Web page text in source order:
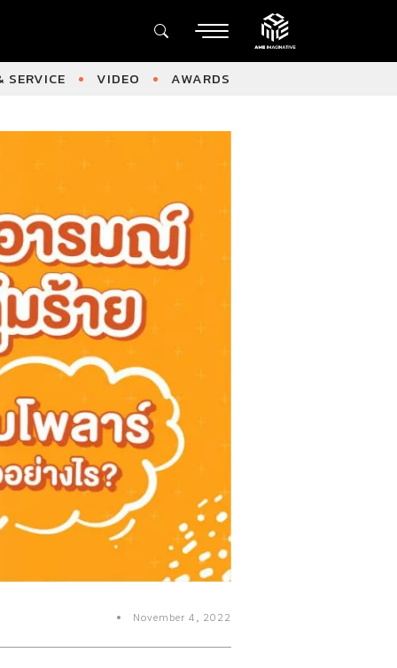
SERVICE VIDEO AWARDS
November 4, 2022